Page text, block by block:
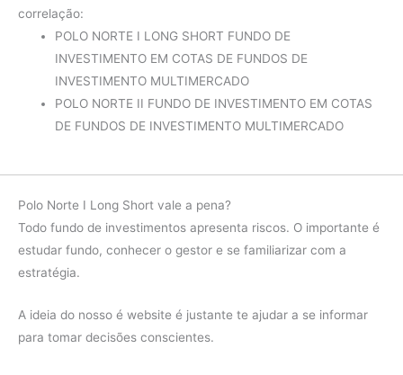
Fundo
diferença 4.68%
diferença
Fundo 8.94%
IMA-B
Fundo
correlação:
POLO NORTE I LONG SHORT FUNDO DE
INVESTIMENTO EM COTAS DE FUNDOS DE
INVESTIMENTO MULTIMERCADO
POLO NORTE II FUNDO DE INVESTIMENTO EM COTAS
DE FUNDOS DE INVESTIMENTO MULTIMERCADO
Polo Norte I Long Short vale a pena?
Todo fundo de investimentos apresenta riscos. O importante é
estudar fundo, conhecer o gestor e se familiarizar com a
estratégia.
A ideia do nosso é website é justante te ajudar a se informar
para tomar decisões conscientes.